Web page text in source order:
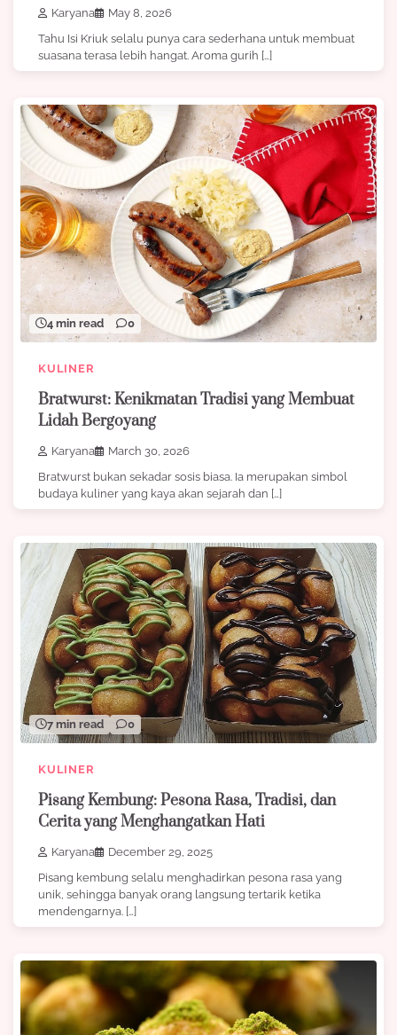
Karyana
May 8, 2026
Tahu Isi Kriuk selalu punya cara sederhana untuk membuat
suasana terasa lebih hangat. Aroma gurih […]
4 min read 0
KULINER
Bratwurst: Kenikmatan Tradisi yang Membuat
Lidah Bergoyang
Karyana
March 30, 2026
Bratwurst bukan sekadar sosis biasa. Ia merupakan simbol
budaya kuliner yang kaya akan sejarah dan […]
7 min read 0
KULINER
Pisang Kembung: Pesona Rasa, Tradisi, dan
Cerita yang Menghangatkan Hati
Karyana
December 29, 2025
Pisang kembung selalu menghadirkan pesona rasa yang
unik, sehingga banyak orang langsung tertarik ketika
mendengarnya. […]